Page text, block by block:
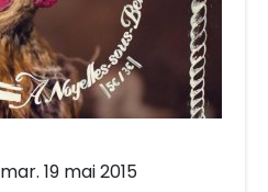
mar. 19 mai 2015